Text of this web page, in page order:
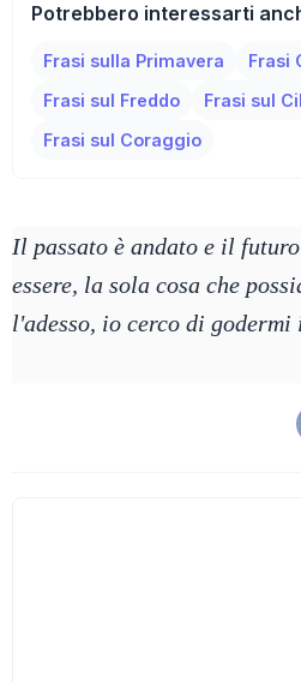
Potrebbero interessarti
Frasi sulla Primavera
Frasi
Frasi sul Freddo
Frasi sul
Frasi sul Coraggio
Il passato è andato e il
essere, la sola cosa che
l'adesso, io cerco di godermi